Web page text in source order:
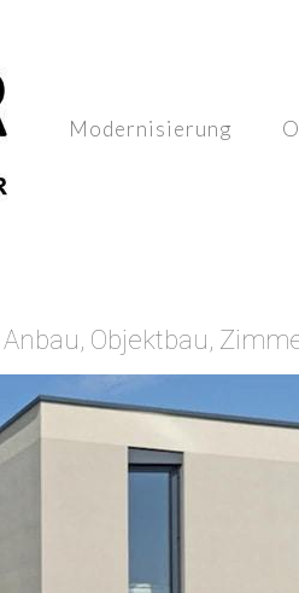
Modernisierung
Objektbau,